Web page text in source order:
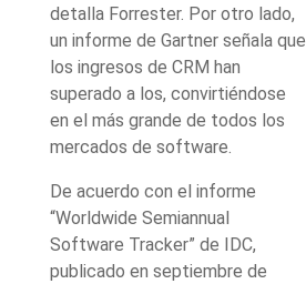
detalla Forrester. Por otro lado,
un informe de Gartner señala que
los ingresos de CRM han
superado a los, convirtiéndose
en el más grande de todos los
mercados de software.
De acuerdo con el informe
“Worldwide Semiannual
Software Tracker” de IDC,
publicado en septiembre de